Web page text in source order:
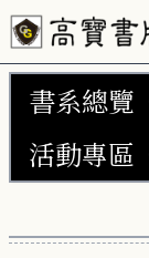
書系總覽
文學小說
活動專區